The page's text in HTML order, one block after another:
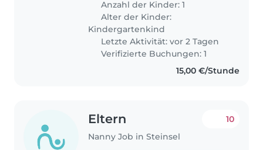
Anzahl der Kinder: 1
Alter der Kinder:
Kindergartenkind
Letzte Aktivität: vor 2 Tagen
Verifizierte Buchungen: 1
15,00 €/Stunde
Eltern
Nanny Job in Steinsel
10